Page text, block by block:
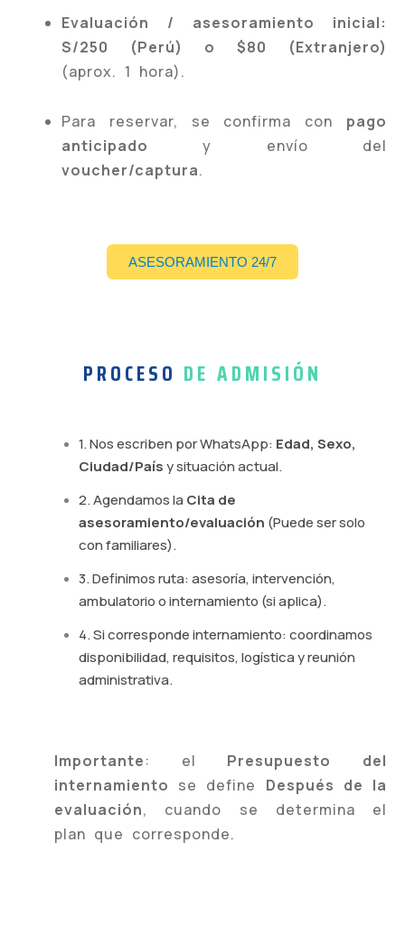
Evaluación / asesoramiento inicial:
S/250 (Perú) o $80 (Extranjero)
(aprox. 1 hora).
Para reservar, se confirma con pago
anticipado y envío del
voucher/captura.
ASESORAMIENTO 24/7
PROCESO DE ADMISIÓN
1. Nos escriben por WhatsApp: Edad, Sexo,
Ciudad/Paísy situación actual.
2. Agendamos la Cita de
asesoramiento/evaluación (Puede ser solo
con familiares).
3. Definimos ruta: asesoría, intervención,
ambulatorio o internamiento (si aplica).
4. Si corresponde internamiento: coordinamos
disponibilidad, requisitos, logística y reunión
administrativa.
Importante: el Presupuesto del
internamiento se define Después de la
evaluación, cuando se determina el
plan que corresponde.